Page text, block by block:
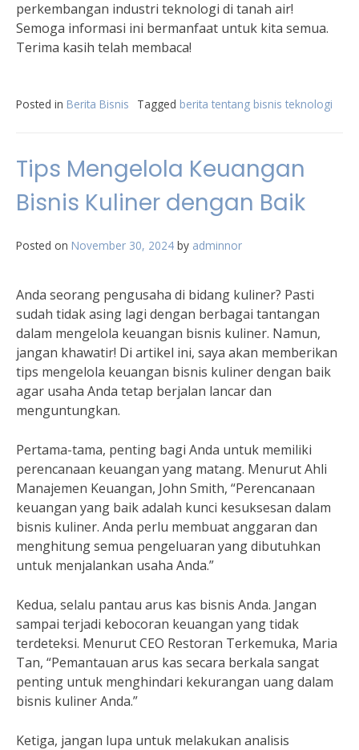
perkembangan industri teknologi di tanah air!
Semoga informasi ini bermanfaat untuk kita semua.
Terima kasih telah membaca!
Posted in Berita Bisnis Tagged berita tentang bisnis teknologi
Tips Mengelola Keuangan
Bisnis Kuliner dengan Baik
Posted on November 30, 2024 by adminnor
Anda seorang pengusaha di bidang kuliner? Pasti
sudah tidak asing lagi dengan berbagai tantangan
dalam mengelola keuangan bisnis kuliner. Namun,
jangan khawatir! Di artikel ini, saya akan memberikan
tips mengelola keuangan bisnis kuliner dengan baik
agar usaha Anda tetap berjalan lancar dan
menguntungkan.
Pertama-tama, penting bagi Anda untuk memiliki
perencanaan keuangan yang matang. Menurut Ahli
Manajemen Keuangan, John Smith, “Perencanaan
keuangan yang baik adalah kunci kesuksesan dalam
bisnis kuliner. Anda perlu membuat anggaran dan
menghitung semua pengeluaran yang dibutuhkan
untuk menjalankan usaha Anda.”
Kedua, selalu pantau arus kas bisnis Anda. Jangan
sampai terjadi kebocoran keuangan yang tidak
terdeteksi. Menurut CEO Restoran Terkemuka, Maria
Tan, “Pemantauan arus kas secara berkala sangat
penting untuk menghindari kekurangan uang dalam
bisnis kuliner Anda.”
Ketiga, jangan lupa untuk melakukan analisis